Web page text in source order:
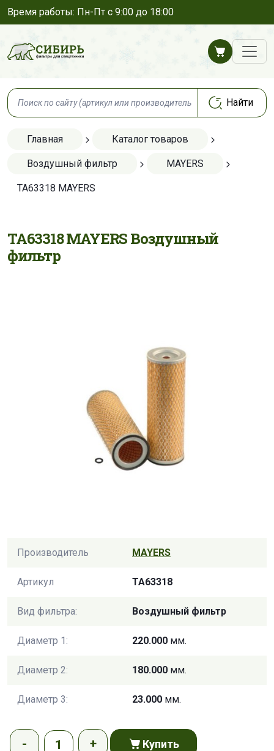
Время работы: Пн-Пт с 9:00 до 18:00
Главная Каталог товаров
Воздушный фильтр MAYERS
TA63318 MAYERS
TA63318 MAYERS Воздушный
фильтр
Производитель MAYERS
Артикул TA63318
Вид фильтра: Воздушный фильтр
Диаметр 1: 220.000 мм.
Диаметр 2: 180.000 мм.
Диаметр 3: 23.000 мм.
Купить